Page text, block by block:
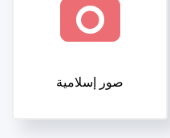
صور إسلامية